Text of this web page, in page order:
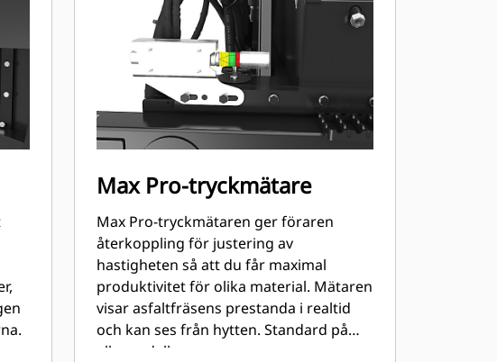
Max Pro-tryckmätare
Max Pro-tryckmätaren ger föraren
återkoppling för justering av
hastigheten så att du får maximal
produktivitet för olika material. Mätaren
visar asfaltfräsens prestanda i realtid
och kan ses från hytten. Standard på
alla modeller.